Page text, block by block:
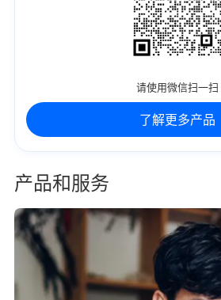
请使用微信扫一扫
了解更多产品
产品和服务